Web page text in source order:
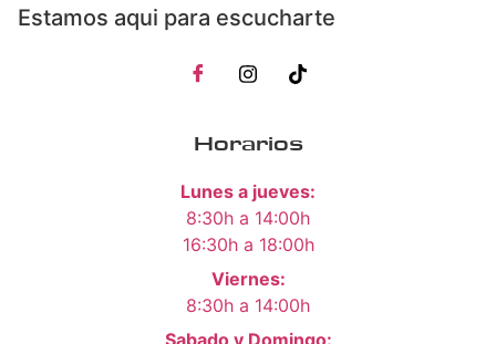
Estamos aqui para escucharte
Horarios
Lunes a jueves:
8:30h a 14:00h
16:30h a 18:00h
Viernes:
8:30h a 14:00h